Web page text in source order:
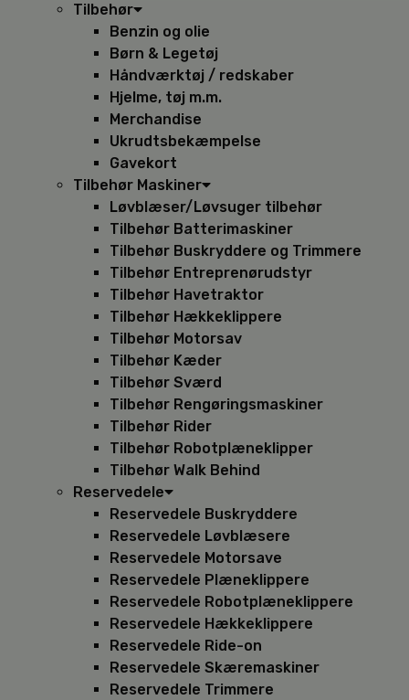
Tilbehør
Benzin og olie
Børn & Legetøj
Håndværktøj / redskaber
Hjelme, tøj m.m.
Merchandise
Ukrudtsbekæmpelse
Gavekort
Tilbehør Maskiner
Løvblæser/Løvsuger tilbehør
Tilbehør Batterimaskiner
Tilbehør Buskryddere og Trimmere
Tilbehør Entreprenørudstyr
Tilbehør Havetraktor
Tilbehør Hækkeklippere
Tilbehør Motorsav
Tilbehør Kæder
Tilbehør Sværd
Tilbehør Rengøringsmaskiner
Tilbehør Rider
Tilbehør Robotplæneklipper
Tilbehør Walk Behind
Reservedele
Reservedele Buskryddere
Reservedele Løvblæsere
Reservedele Motorsave
Reservedele Plæneklippere
Reservedele Robotplæneklippere
Reservedele Hækkeklippere
Reservedele Ride-on
Reservedele Skæremaskiner
Reservedele Trimmere